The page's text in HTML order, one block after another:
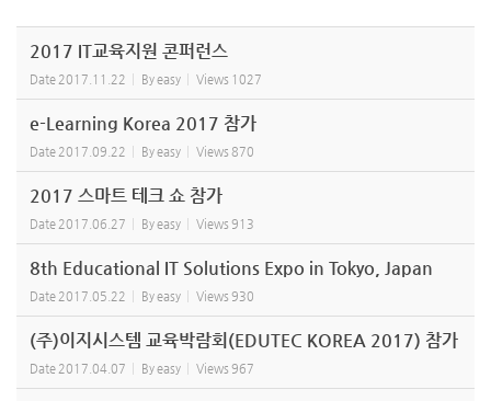
2017 IT교육지원 콘퍼런스
Date 2017.11.22 Byeasy Views 1027
e-Learning Korea 2017 참가
Date 2017.09.22 Byeasy Views 870
2017 스마트 테크 쇼 참가
Date 2017.06.27 Byeasy Views 913
8th Educational IT Solutions Expo in Tokyo, Japan
Date 2017.05.22 Byeasy Views 930
(주)이지시스템 교육박람회(EDUTEC KOREA 2017) 참가
Date 2017.04.07 Byeasy Views 967